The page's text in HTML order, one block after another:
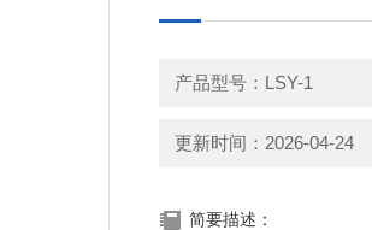
产品型号：LSY-1
更新时间：2026-04-24
简要描述：